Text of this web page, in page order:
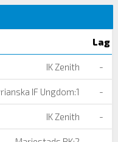
Lag
IK Zenith -
IF Ungdom:1 -
IK Zenith -